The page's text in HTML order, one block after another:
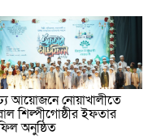
আয়োজনে নোয়াখালীতে
শিল্পীগোষ্ঠীর ইফতার
অনুষ্ঠিত